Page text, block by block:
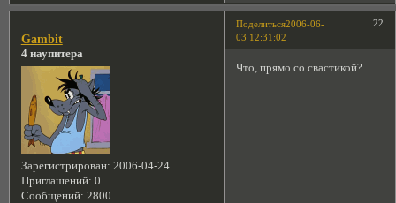
Поделиться 22
2006-06-
03 12:31:02
Gambit
4 наупитера
Зарегистрирован: 2006-04-24
Приглашений: 0
Сообщений: 2800
Что, прямо со свастикой?